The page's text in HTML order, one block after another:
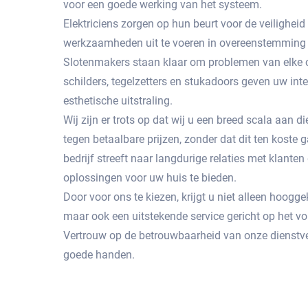
voor een goede werking van het systeem.
Elektriciens zorgen op hun beurt voor de
werkzaamheden uit te voeren in
Slotenmakers staan ​​klaar om problemen van elke
schilders, tegelzetters en stukadoors geven uw
esthetische uitstraling.
Wij zijn er trots op dat wij u een breed scala aan
tegen betaalbare prijzen, zonder dat dit ten koste
bedrijf streeft naar langdurige relaties met klanten
oplossingen voor uw huis te bieden.
Door voor ons te kiezen, krijgt u niet alleen
maar ook een uitstekende service gericht op het
Vertrouw op de betrouwbaarheid van onze
goede handen.